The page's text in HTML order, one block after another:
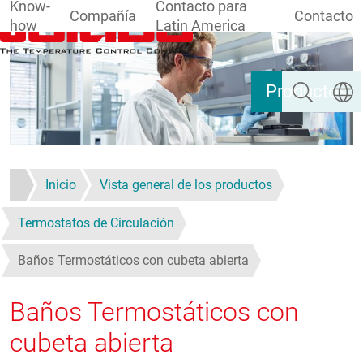
Pasar al contenido principal
Productos
Know-
how
Compañía
Contacto para
Latin America
Contacto
Buscar
Inicio Vista general de los productos
Termostatos de Circulación
Baños Termostáticos con cubeta abierta
Baños Termostáticos con
cubeta abierta